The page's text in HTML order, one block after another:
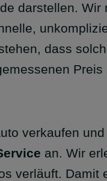
darstellen. Wir
dass
Preis
verkaufen
an. Wir
verläuft. Damit